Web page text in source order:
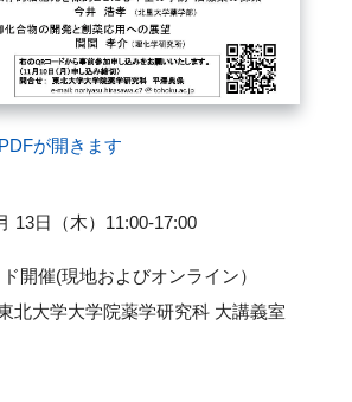
閉じる
が開きます
13日（木）11:00-17:00
開催(現地およびオンライン）
北大学大学院薬学研究科 大講義室